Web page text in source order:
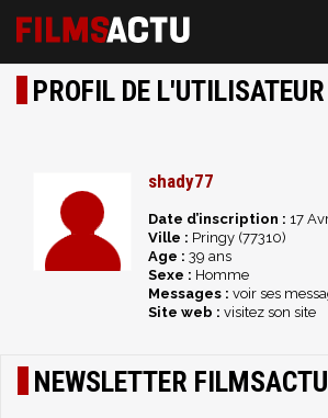
PROFIL DE
shady77
Date d’inscription : 17
Ville : Pringy (77310)
Age : 39 ans
Sexe : Homme
Messages : voir ses
Site web : visitez son site
NEWSLETTER FILMSACTU